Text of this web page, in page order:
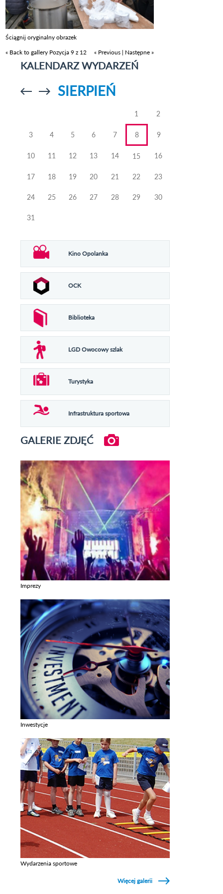
Ściągnij oryginalny obrazek
« Back to gallery Pozycja 9 z 12 « Previous | Następne »
KALENDARZ WYDARZEŃ
Przejdź doPrzejdź do
SIERPIEŃ
1 2
3 4 5 6 7 8 9
10 11 12 13 14 15 16
17 18 19 20 21 22 23
24 25 26 27 28 29 30
31
Kino Opolanka
OCK
Biblioteka
LGD Owocowy szlak
Turystyka
Infrastruktura sportowa
GALERIE ZDJĘĆ
Imprezy
Inwestycje
Wydarzenia sportowe
Więcej galerii